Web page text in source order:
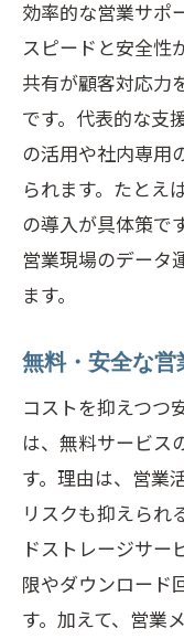
大容量デ
介
営業サポ
ド
運用時
営業サポ
大容量デ
効率的な営業サポ
スピードと安全性
共有が顧客対応力
です。代表的な支
の活用や社内専用
られます。たとえ
の導入が具体策で
営業現場のデータ
ます。
無料・安全な営
コストを抑えつつ
は、無料サービス
す。理由は、営業
リスクも抑えられ
ドストレージサー
限やダウンロード
す。加えて、営業